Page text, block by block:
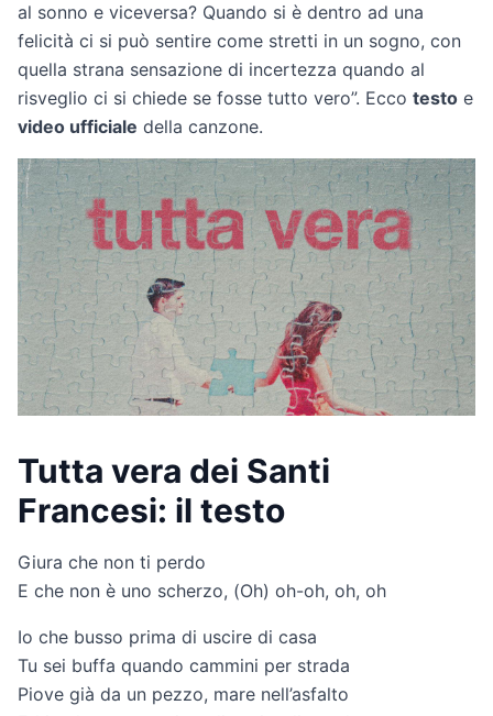
al sonno e viceversa? Quando si è dentro ad una
felicità ci si può sentire come stretti in un sogno, con
quella strana sensazione di incertezza quando al
risveglio ci si chiede se fosse tutto vero”. Ecco testo e
video ufficiale della canzone.
Tutta vera dei Santi
Francesi: il testo
Giura che non ti perdo
E che non è uno scherzo, (Oh) oh-oh, oh, oh
Io che busso prima di uscire di casa
Tu sei buffa quando cammini per strada
Piove già da un pezzo, mare nell’asfalto